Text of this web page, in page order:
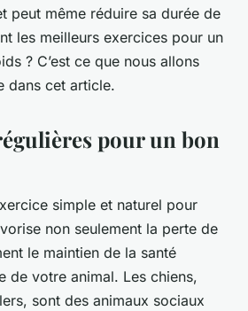
peut même réduire sa durée de
les meilleurs exercices pour un
? C’est ce que nous allons
dans cet article.
pour un bon
simple et naturel pour
non seulement la perte de
le maintien de la santé
de votre animal. Les chiens,
sont des animaux sociaux